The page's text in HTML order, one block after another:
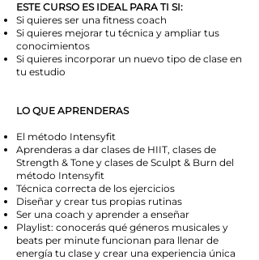
ESTE CURSO ES IDEAL PARA TI SI:
Si quieres ser una fitness coach
Si quieres mejorar tu técnica y ampliar tus
conocimientos
Si quieres incorporar un nuevo tipo de clase en
tu estudio
LO QUE APRENDERAS
El método Intensyfit
Aprenderas a dar clases de HIIT, clases de
Strength & Tone y clases de Sculpt & Burn del
método Intensyfit
Técnica correcta de los ejercicios
Diseñar y crear tus propias rutinas
Ser una coach y aprender a enseñar
Playlist: conocerás qué géneros musicales y
beats per minute funcionan para llenar de
energía tu clase y crear una experiencia única